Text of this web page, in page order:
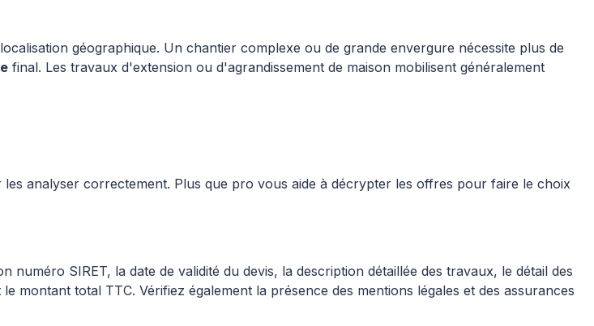
géographique. Un chantier complexe ou de grande envergure nécessite plus de
final. Les travaux d'extension ou d'agrandissement de maison mobilisent généralement
analyser correctement. Plus que pro vous aide à décrypter les offres pour faire le choix
SIRET, la date de validité du devis, la description détaillée des travaux, le détail des
total TTC. Vérifiez également la présence des mentions légales et des assurances